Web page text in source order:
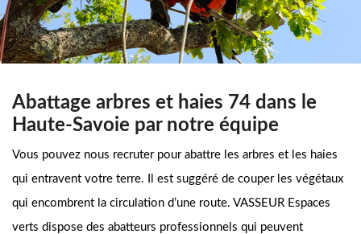
Abattage arbres et haies 74 dans le
Haute-Savoie par notre équipe
Vous pouvez nous recruter pour abattre les arbres et les haies
qui entravent votre terre. Il est suggéré de couper les végétaux
qui encombrent la circulation d’une route. VASSEUR Espaces
verts dispose des abatteurs professionnels qui peuvent